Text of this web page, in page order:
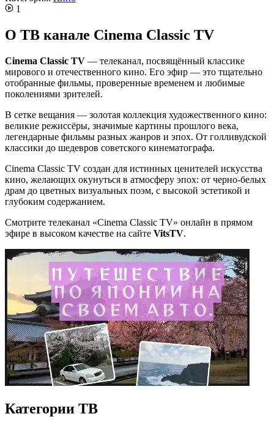
1
О ТВ канале Cinema Classic TV
Cinema Classic TV — телеканал, посвящённый классике
мирового и отечественного кино. Его эфир — это тщательно
отобранные фильмы, проверенные временем и любимые
поколениями зрителей.
В сетке вещания — золотая коллекция художественного кино:
великие режиссёры, значимые картины прошлого века,
легендарные фильмы разных жанров и эпох. От голливудской
классики до шедевров советского кинематографа.
Cinema Classic TV создан для истинных ценителей искусства
кино, желающих окунуться в атмосферу эпох: от черно‑белых
драм до цветных визуальных поэм, с высокой эстетикой и
глубоким содержанием.
Смотрите телеканал «Cinema Classic TV» онлайн в прямом
эфире в высоком качестве на сайте VitsTV.
Категории ТВ